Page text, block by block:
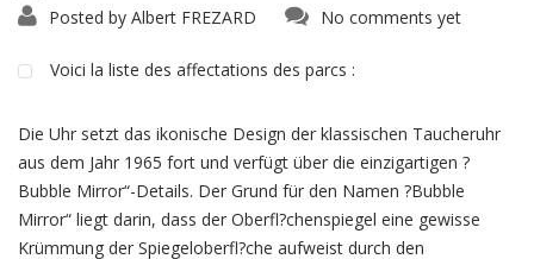
Posted by Albert FREZARD No comments yet
Voici la liste des affectations des parcs :
Die Uhr setzt das ikonische Design der klassischen Taucheruhr
aus dem Jahr 1965 fort und verfügt über die einzigartigen ?
Bubble Mirror“-Details. Der Grund für den Namen ?Bubble
Mirror“ liegt darin, dass der Oberfl?chenspiegel eine gewisse
Krümmung der Spiegeloberfl?che aufweist durch den